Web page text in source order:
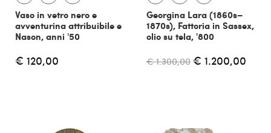
Vaso in vetro nero e
avventurina attribuibile e
Nason, anni '50
€ 120,00
Georgina Lara (1860s–
1870s), Fattoria in Sassex,
olio su tela, '800
€ 1.300,00 € 1.200,00